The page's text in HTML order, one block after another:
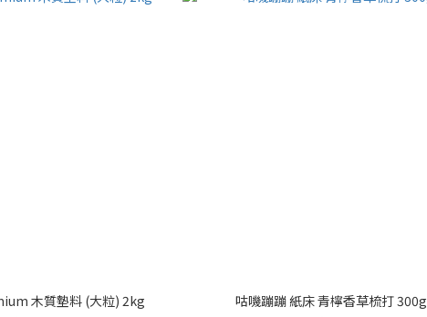
木質墊料 (大粒) 2kg 咕嘰蹦蹦 紙床 青檸香草梳打 300g